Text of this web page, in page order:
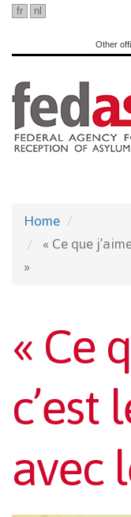
Skip
main
content
fr nl
Other
Home
« Ce que
»
« Ce
avec